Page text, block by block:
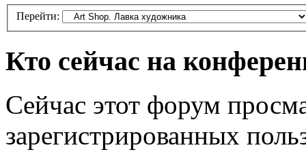
Перейти:
Кто сейчас на
Сейчас этот форум
зарегистрированных